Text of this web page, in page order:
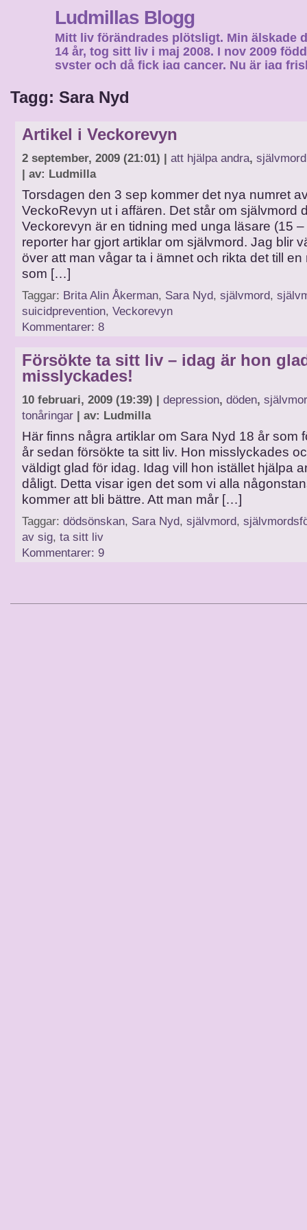
Ludmillas Blogg
Mitt liv förändrades plötsligt. Min älskade
14 år, tog sitt liv i maj 2008. I nov 2009
syster och då fick jag cancer. Nu är jag
Tagg: Sara Nyd
Artikel i Veckorevyn
2 september, 2009 (21:01) | att hjälpa andra, självmord
| av: Ludmilla
Torsdagen den 3 sep kommer det nya numret
VeckoRevyn ut i affären. Det står om självmord
Veckorevyn är en tidning med unga läsare (15
reporter har gjort artiklar om självmord. Jag blir
över att man vågar ta i ämnet och rikta det till en
som […]
Taggar: Brita Alin Åkerman, Sara Nyd, självmord,
suicidprevention, Veckorevyn
Kommentarer: 8
Försökte ta sitt liv – idag är hon
misslyckades!
10 februari, 2009 (19:39) | depression, döden,
tonåringar | av: Ludmilla
Här finns några artiklar om Sara Nyd 18 år som
år sedan försökte ta sitt liv. Hon misslyckades
väldigt glad för idag. Idag vill hon istället hjälpa
dåligt. Detta visar igen det som vi alla
kommer att bli bättre. Att man mår […]
Taggar: dödsönskan, Sara Nyd, självmord,
av sig, ta sitt liv
Kommentarer: 9